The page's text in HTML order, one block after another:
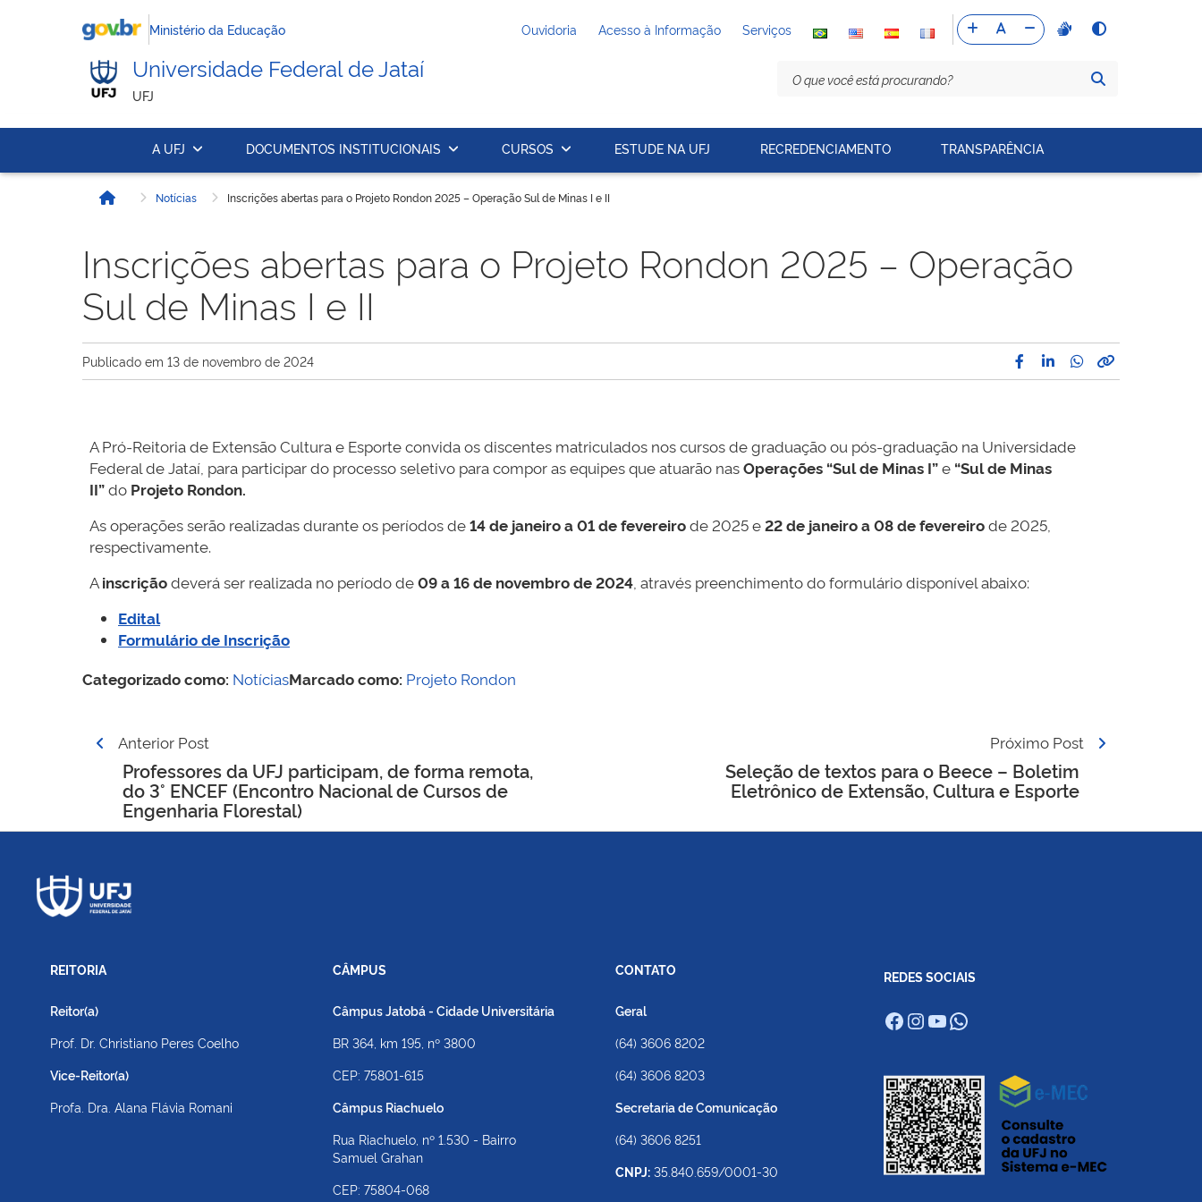
Ministério da Educação Ouvidoria Acesso à Informação Serviços
Universidade Federal de Jataí
UFJ
A UFJ DOCUMENTOS INSTITUCIONAIS CURSOS ESTUDE NA UFJ RECREDENCIAMENTO TRANSPARÊNCIA
Início Notícias Inscrições abertas para o Projeto Rondon 2025 – Operação Sul de Minas I e II
Inscrições abertas para o Projeto Rondon 2025 – Operação
Sul de Minas I e II
Publicado em 13 de novembro de 2024
A Pró-Reitoria de Extensão Cultura e Esporte convida os discentes matriculados nos cursos de graduação ou pós-graduação na Universidade
Federal de Jataí, para participar do processo seletivo para compor as equipes que atuarão nasOperações “Sul de Minas I”e “Sul de Minas
II”do Projeto Rondon.
As operações serão realizadas durante os períodos de14 de janeiro a 01 de fevereirode 2025 e22 de janeiro a 08 de fevereirode 2025,
respectivamente.
Ainscriçãodeverá ser realizada no período de09 a 16 de novembro de 2024 , através preenchimento do formulário disponível abaixo:
Edital
Formulário de Inscrição
Categorizado como: NotíciasMarcado como: Projeto Rondon
Navegação
Post
Anterior Post
Professores da UFJ participam, de forma remota,
do 3° ENCEF (Encontro Nacional de Cursos de
Engenharia Florestal)
Próximo Post
Seleção de textos para o Beece – Boletim
Eletrônico de Extensão, Cultura e Esporte
REITORIA
Reitor(a)
Prof. Dr. Christiano Peres Coelho
Vice-Reitor(a)
Profa. Dra. Alana Flávia Romani
CÂMPUS
Câmpus Jatobá - Cidade Universitária
BR 364, km 195, nº 3800
CEP: 75801-615
Câmpus Riachuelo
Rua Riachuelo, nº 1.530 - Bairro
Samuel Grahan
CEP: 75804-068
CONTATO
Geral
(64) 3606 8202
(64) 3606 8203
Secretaria de Comunicação
(64) 3606 8251
CNPJ: 35.840.659/0001-30
REDES SOCIAIS
Facebook
Instagram
Youtube
WhatsApp